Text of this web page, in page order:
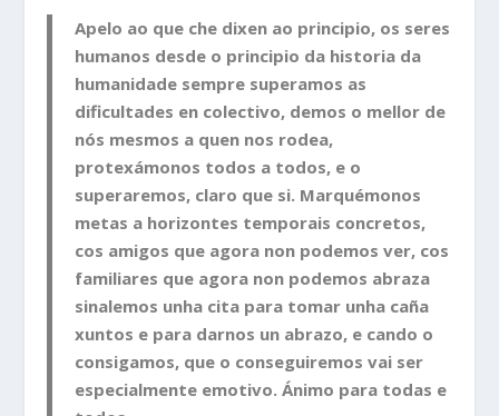
Apelo ao que che dixen ao principio, os seres
humanos desde o principio da historia da
humanidade sempre superamos as
dificultades en colectivo, demos o mellor de
nós mesmos a quen nos rodea,
protexámonos todos a todos, e o
superaremos, claro que si. Marquémonos
metas a horizontes temporais concretos,
cos amigos que agora non podemos ver, cos
familiares que agora non podemos abraza
sinalemos unha cita para tomar unha caña
xuntos e para darnos un abrazo, e cando o
consigamos, que o conseguiremos vai ser
especialmente emotivo. Ánimo para todas e